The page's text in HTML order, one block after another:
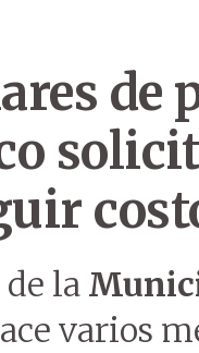
de
la
varios